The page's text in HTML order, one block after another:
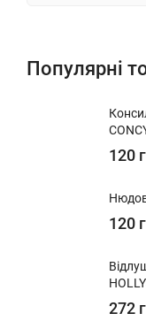
Популярні
120
120
272